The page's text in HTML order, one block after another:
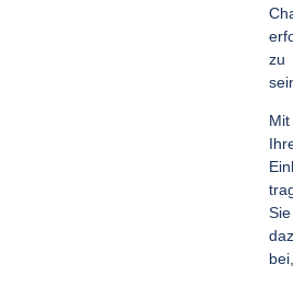
zu
Mit
Sie
bei,